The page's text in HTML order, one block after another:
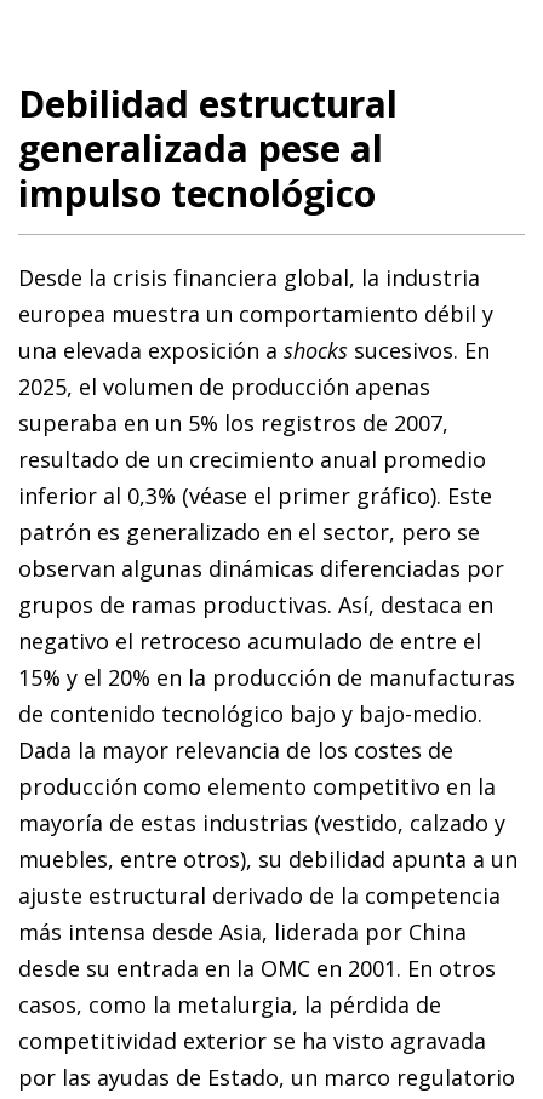
Debilidad estructural
generalizada pese al
impulso tecnológico
Desde la crisis financiera global, la industria
europea muestra un comportamiento débil y
una elevada exposición a shocks sucesivos. En
2025, el volumen de producción apenas
superaba en un 5% los registros de 2007,
resultado de un crecimiento anual promedio
inferior al 0,3% (véase el primer gráfico). Este
patrón es generalizado en el sector, pero se
observan algunas dinámicas diferenciadas por
grupos de ramas productivas. Así, destaca en
negativo el retroceso acumulado de entre el
15% y el 20% en la producción de manufacturas
de contenido tecnológico bajo y bajo-medio.
Dada la mayor relevancia de los costes de
producción como elemento competitivo en la
mayoría de estas industrias (vestido, calzado y
muebles, entre otros), su debilidad apunta a un
ajuste estructural derivado de la competencia
más intensa desde Asia, liderada por China
desde su entrada en la OMC en 2001. En otros
casos, como la metalurgia, la pérdida de
competitividad exterior se ha visto agravada
por las ayudas de Estado, un marco regulatorio